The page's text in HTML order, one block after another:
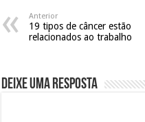
Anterior
19 tipos de câncer estão
relacionados ao trabalho
Deixe uma resposta